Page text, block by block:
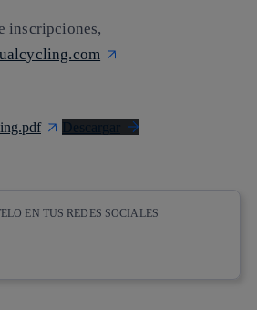
inscripciones,
Descargar
EN TUS REDES SOCIALES